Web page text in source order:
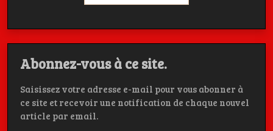
Abonnez-vous à ce site.
Saisissez votre adresse e-mail pour vous abonner à
ce site et recevoir une notification de chaque nouvel
article par email.